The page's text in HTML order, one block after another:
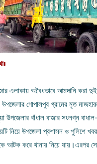
এলাকায় অবৈধভাবে আমদানি
গোপালপুর গ্রামের মৃত
বাঁধাল বাজার সংলগ্ন
নিয়ে উপজেলা প্রশাসন ও পুলিশে
করে থানায় নিয়ে যায়।এরপর